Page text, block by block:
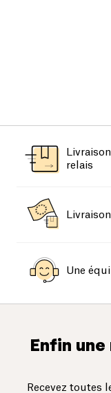
relais
Une
Enfin
Recevez toutes